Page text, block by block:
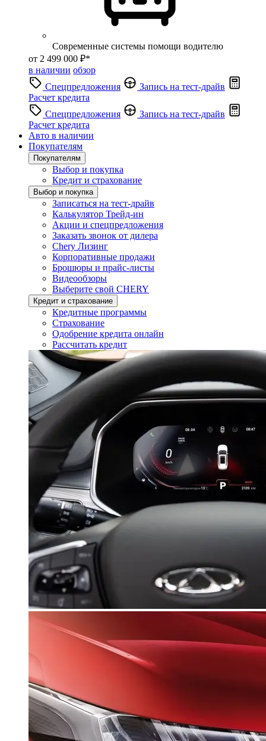
Современные системы помощи водителю
от 2 499 000 ₽*
в наличии обзор
Спецпредложения
Запись на тест-драйв
Расчет кредита
Спецпредложения
Запись на тест-драйв
Расчет кредита
Авто в наличии
Покупателям
Покупателям
Выбор и покупка
Кредит и страхование
Выбор и покупка
Записаться на тест-драйв
Калькулятор Трейд-ин
Акции и спецпредложения
Заказать звонок от дилера
Chery Лизинг
Корпоративные продажи
Брошюры и прайс-листы
Видеообзоры
Выберите свой CHERY
Кредит и страхование
Кредитные программы
Страхование
Одобрение кредита онлайн
Рассчитать кредит